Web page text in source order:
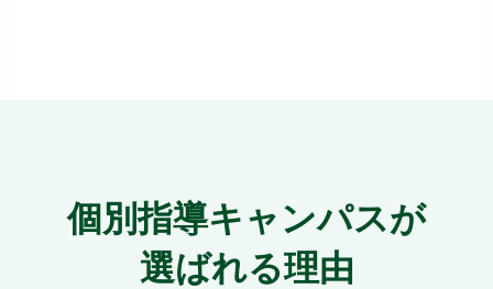
個別指導キャンパスが
選ばれる理由